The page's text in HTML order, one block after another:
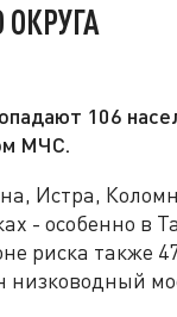
106
МЧС.
Истра,
- особенно в
риска также
низководный